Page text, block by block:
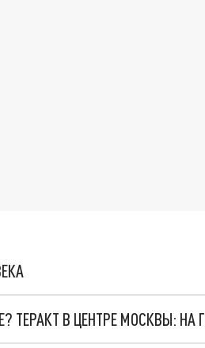
ТЕРАКТ В ЦЕНТРЕ МОСКВЫ: